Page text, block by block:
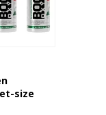
size